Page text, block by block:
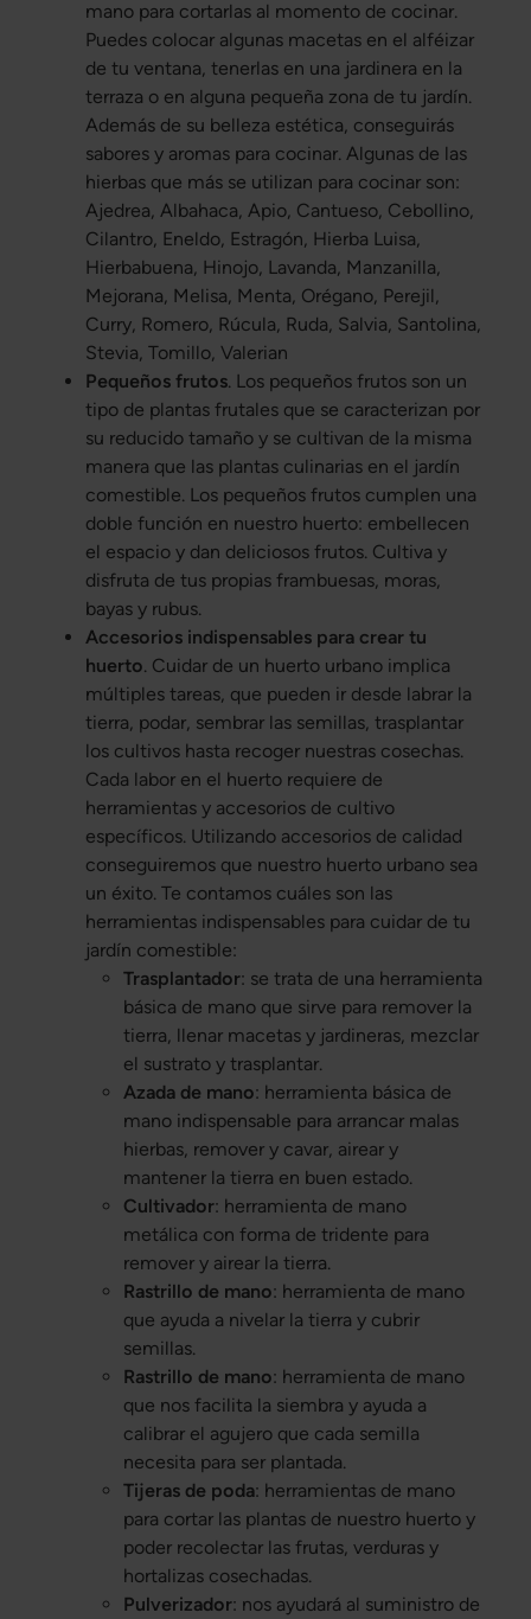
mano para cortarlas al momento de cocinar.
Puedes colocar algunas macetas en el alféizar
de tu ventana, tenerlas en una jardinera en la
terraza o en alguna pequeña zona de tu jardín.
Además de su belleza estética, conseguirás
sabores y aromas para cocinar. Algunas de las
hierbas que más se utilizan para cocinar son:
Ajedrea, Albahaca, Apio, Cantueso, Cebollino,
Cilantro, Eneldo, Estragón, Hierba Luisa,
Hierbabuena, Hinojo, Lavanda, Manzanilla,
Mejorana, Melisa, Menta, Orégano, Perejil,
Curry, Romero, Rúcula, Ruda, Salvia, Santolina,
Stevia, Tomillo, Valerian
Pequeños frutos. Los pequeños frutos son un
tipo de plantas frutales que se caracterizan por
su reducido tamaño y se cultivan de la misma
manera que las plantas culinarias en el jardín
comestible. Los pequeños frutos cumplen una
doble función en nuestro huerto: embellecen
el espacio y dan deliciosos frutos. Cultiva y
disfruta de tus propias frambuesas, moras,
bayas y rubus.
Accesorios indispensables para crear tu
huerto. Cuidar de un huerto urbano implica
múltiples tareas, que pueden ir desde labrar la
tierra, podar, sembrar las semillas, trasplantar
los cultivos hasta recoger nuestras cosechas.
Cada labor en el huerto requiere de
herramientas y accesorios de cultivo
específicos. Utilizando accesorios de calidad
conseguiremos que nuestro huerto urbano sea
un éxito. Te contamos cuáles son las
herramientas indispensables para cuidar de tu
jardín comestible:
Trasplantador: se trata de una herramienta
básica de mano que sirve para remover la
tierra, llenar macetas y jardineras, mezclar
el sustrato y trasplantar.
Azada de mano: herramienta básica de
mano indispensable para arrancar malas
hierbas, remover y cavar, airear y
mantener la tierra en buen estado.
Cultivador: herramienta de mano
metálica con forma de tridente para
remover y airear la tierra.
Rastrillo de mano: herramienta de mano
que ayuda a nivelar la tierra y cubrir
semillas.
Rastrillo de mano: herramienta de mano
que nos facilita la siembra y ayuda a
calibrar el agujero que cada semilla
necesita para ser plantada.
Tijeras de poda: herramientas de mano
para cortar las plantas de nuestro huerto y
poder recolectar las frutas, verduras y
hortalizas cosechadas.
Pulverizador: nos ayudará al suministro de